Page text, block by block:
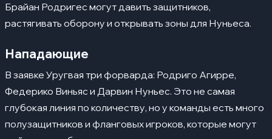
Брайан Родригес могут давить защитников,
растягивать оборону и открывать зоны для Нуньеса.
Нападающие
В заявке Уругвая три форварда: Родриго Агирре,
Федерико Виньяс и Дарвин Нуньес. Это не самая
глубокая линия по количеству, но у команды есть много
полузащитников и фланговых игроков, которые могут